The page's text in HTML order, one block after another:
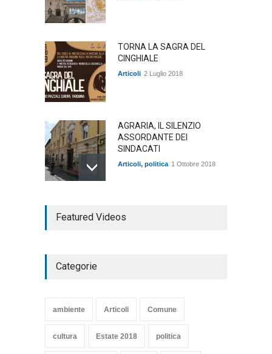
TORNA LA SAGRA DEL
CINGHIALE
Articoli 2 Luglio 2018
AGRARIA, IL SILENZIO
ASSORDANTE DEI
SINDACATI
Articoli, politica 1 Ottobre 2018
COMMEDIA"
TARQUINIA
Featured Videos
Categorie
ambiente Articoli Comune
cultura Estate 2018 politica